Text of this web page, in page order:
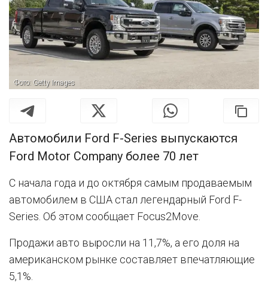
Фото: Getty Images
Автомобили Ford F-Series выпускаются
Ford Motor Company более 70 лет
С начала года и до октября самым продаваемым
автомобилем в США стал легендарный Ford F-
Series. Об этом сообщает Focus2Move.
Продажи авто выросли на 11,7%, а его доля на
американском рынке составляет впечатляющие
5,1%.